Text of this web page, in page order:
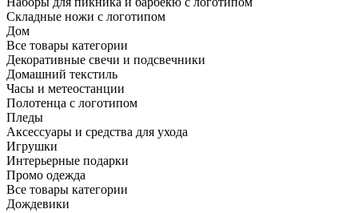
Складные ножи с логотипом
Дом
Все товары категории
Декоративные свечи и подсвечники
Домашний текстиль
Часы и метеостанции
Полотенца с логотипом
Пледы
Аксессуары и средства для ухода
Игрушки
Интерьерные подарки
Промо одежда
Все товары категории
Дождевики